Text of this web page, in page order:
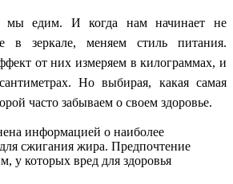
едим. И когда нам начинает не
в зеркале, меняем стиль питания.
от них измеряем в килограммах, и
Но выбирая, какая самая
часто забываем о своем здоровье.
информацией о наиболее
сжигания жира. Предпочтение
у которых вред для здоровья